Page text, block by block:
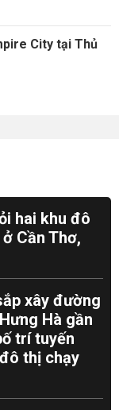
City tại Thủ
hai khu đô
Cần Thơ,
xây đường
Hà gần
trí tuyến
thị chạy